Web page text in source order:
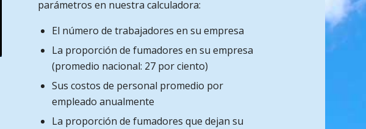
parámetros en nuestra calculadora:
El número de trabajadores en su empresa
La proporción de fumadores en su empresa
(promedio nacional: 27 por ciento)
Sus costos de personal promedio por
empleado anualmente
La proporción de fumadores que dejan su